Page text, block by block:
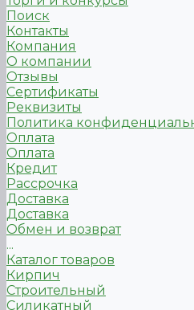
Поиск
Контакты
Компания
О компании
Отзывы
Сертификаты
Реквизиты
Политика
Оплата
Оплата
Кредит
Рассрочка
Доставка
Доставка
Обмен и возврат
...
Каталог товаров
Кирпич
Строительный
Силикатный